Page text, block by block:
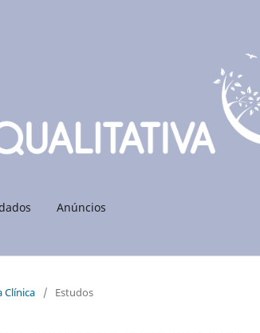
Anúncios
Clí­nica / Estudos